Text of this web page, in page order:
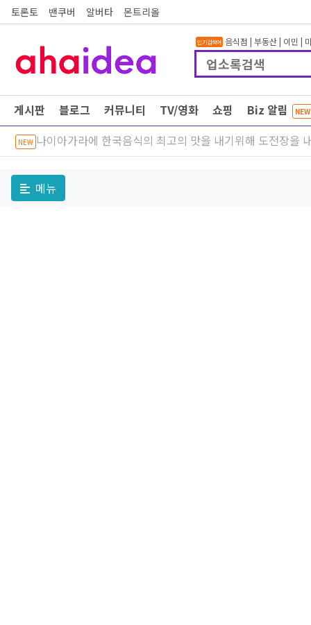
토론토 밴쿠버 알버타 몬트리올
인기검색어 음식점 | 부동산| 이민 |
게시판 블로그 커뮤니티 TV/영화 쇼핑 Biz 알림 NEW
NEW 나이아가라에 한국음식의 최고의 맛을 내기위해 도전장을
메뉴